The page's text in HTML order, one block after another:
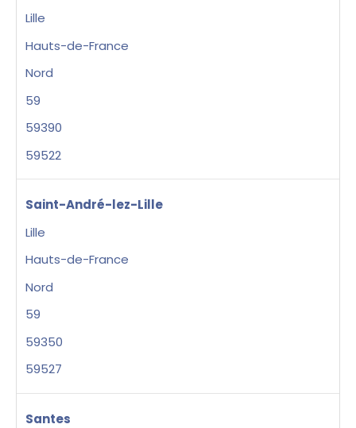
Lille
Hauts-de-France
Nord
59
59390
59522
Saint-André-lez-Lille
Lille
Hauts-de-France
Nord
59
59350
59527
Santes